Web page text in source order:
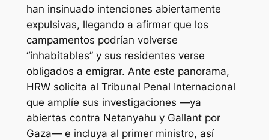
han insinuado intenciones abiertamente
expulsivas, llegando a afirmar que los
campamentos podrían volverse
“inhabitables” y sus residentes verse
obligados a emigrar. Ante este panorama,
HRW solicita al Tribunal Penal Internacional
que amplíe sus investigaciones —ya
abiertas contra Netanyahu y Gallant por
Gaza— e incluya al primer ministro, así